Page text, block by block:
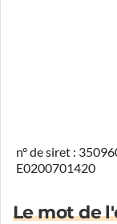
n° de siret :
E0200701420
Le mot de